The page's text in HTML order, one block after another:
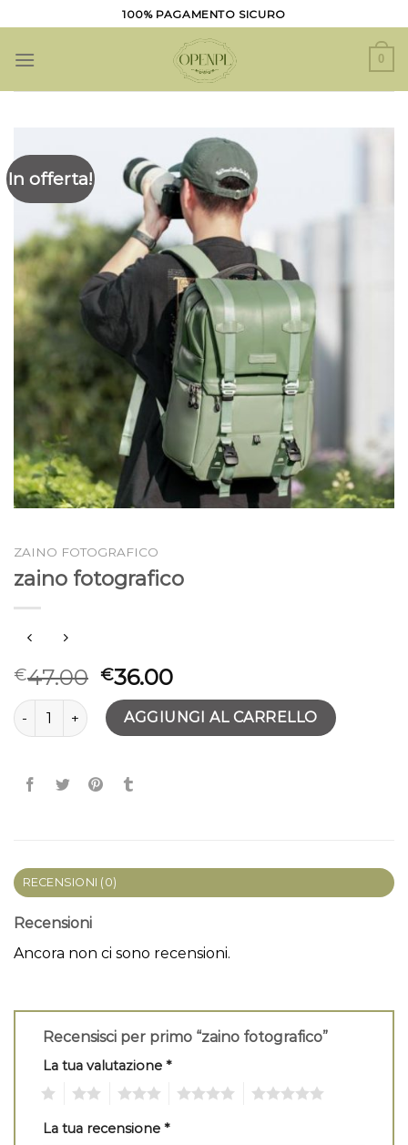
ai
contenuti
100% PAGAMENTO SICURO
0
In offerta!
ZAINO FOTOGRAFICO
zaino fotografico
€47.00 €36.00
zaino fotografico quantitàAGGIUNGI AL CARRELLO
RECENSIONI (0)
Recensioni
Ancora non ci sono recensioni.
Recensisci per primo “zaino fotografico”
La tua valutazione *
La tua recensione *